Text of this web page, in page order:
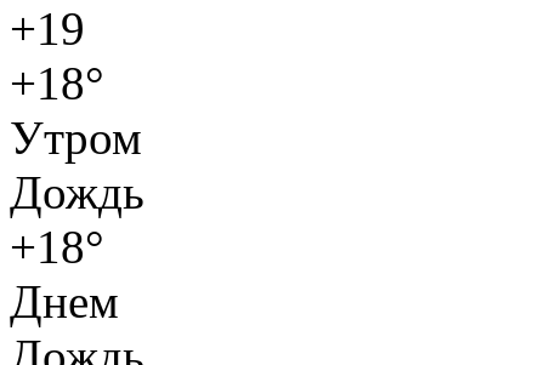
+19
+18°
Утром
Дождь
+18°
Днем